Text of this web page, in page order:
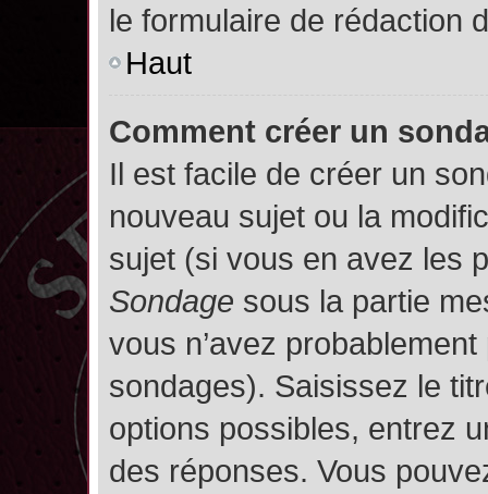
le formulaire de rédaction
Haut
Comment créer un
Il est facile de créer un
nouveau sujet ou la
sujet (si vous en avez les
Sondage sous la partie
vous n’avez
sondages). Saisissez le
options possibles, entrez
des réponses. Vous